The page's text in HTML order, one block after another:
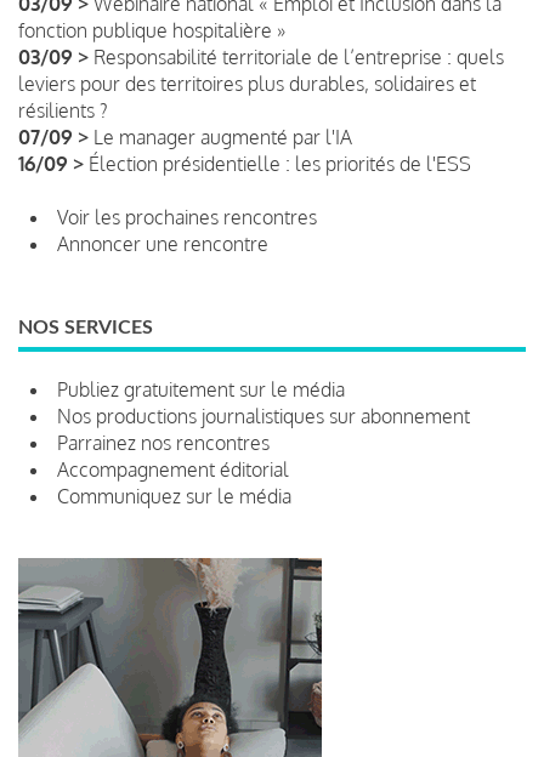
fonction publique hospitalière »
03/09 > Responsabilité territoriale de l’entreprise : quels
leviers pour des territoires plus durables, solidaires et
résilients ?
07/09 > Le manager augmenté par l'IA
16/09 > Élection présidentielle : les priorités de l'ESS
Voir les prochaines rencontres
Annoncer une rencontre
NOS SERVICES
Publiez gratuitement sur le média
Nos productions journalistiques sur abonnement
Parrainez nos rencontres
Accompagnement éditorial
Communiquez sur le média